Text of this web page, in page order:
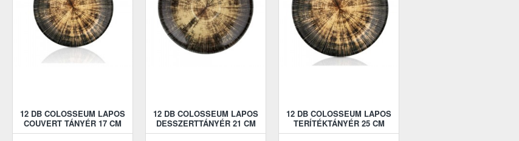
12 DB COLOSSEUM LAPOS
COUVERT TÁNYÉR 17 CM
12 DB COLOSSEUM LAPOS
DESSZERTTÁNYÉR 21 CM
12 DB COLOSSEUM LAPOS
TERÍTÉKTÁNYÉR 25 CM